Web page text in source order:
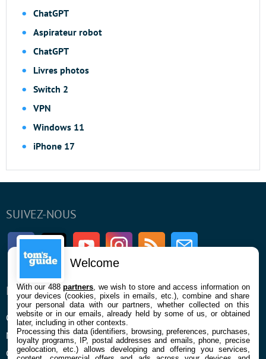
ChatGPT
Aspirateur robot
ChatGPT
Livres photos
Switch 2
VPN
Windows 11
iPhone 17
SUIVEZ-NOUS
FacebookTwitter Youtube InstagramRSS Newsletter
ENTREPRISE
Qui sommes nous
Mentions légales et CGU
Confidentialité et Cookies
À PROPOS
La rédaction
Contact
Welcome
With our 488partners , we wish to store and access information on
your devices (cookies, pixels in emails, etc.), combine and share
your personal data with our partners, whether collected on this
website or in our emails, already held by some of us, or obtained
later, including in other contexts.
Processing this data (identifiers, browsing, preferences, purchases,
loyalty programs, IP, postal addresses and emails, phone, precise
geolocation, etc.) allows developing and offering you services,